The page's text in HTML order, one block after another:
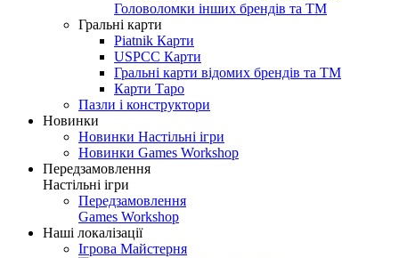
Головоломки інших брендів та ТМ
Гральні карти
Piatnik Карти
USPCC Карти
Гральні карти відомих брендів та ТМ
Карти Таро
Пазли і конструктори
Новинки
Новинки Настільні ігри
Новинки Games Workshop
Передзамовлення
Настільні ігри
Передзамовлення
Games Workshop
Наші локалізації
Ігрова Майстерня